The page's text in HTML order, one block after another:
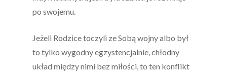
po swojemu.
Jeżeli Rodzice toczyli ze Sobą wojny albo był
to tylko wygodny egzystencjalnie, chłodny
układ między nimi bez miłości, to ten konflikt